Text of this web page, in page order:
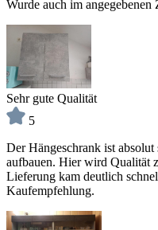
Wurde auch im angegebenen
Sehr gute Qualität
5
Der Hängeschrank ist
aufbauen. Hier wird Qualität
Lieferung kam deutlich
Kaufempfehlung.